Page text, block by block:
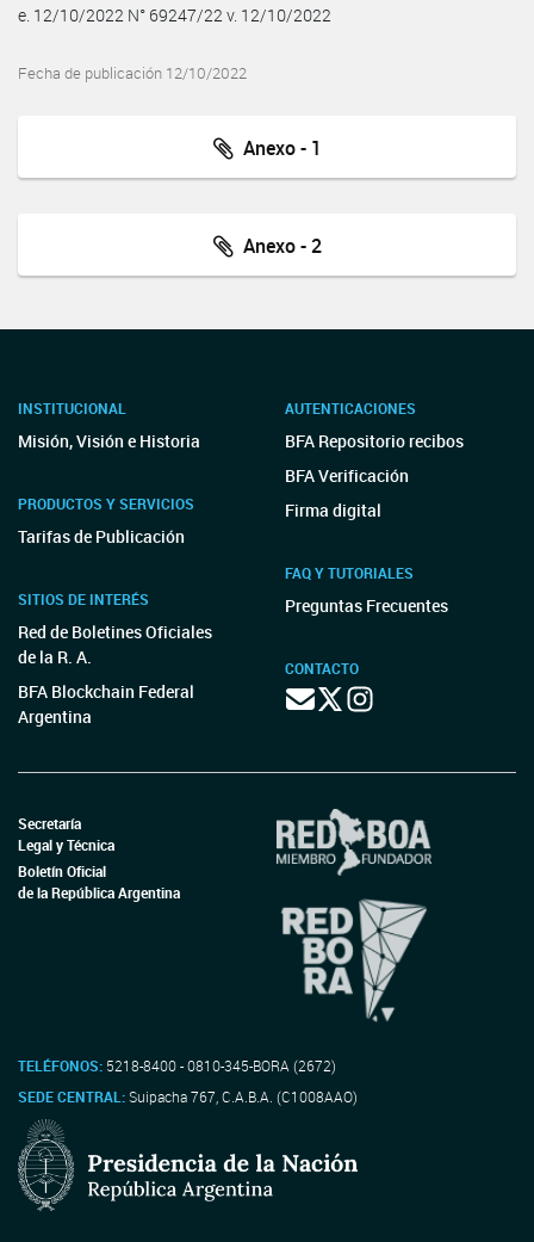
e. 12/10/2022 N° 69247/22 v. 12/10/2022
Fecha de publicación 12/10/2022
Anexo - 1
Anexo - 2
INSTITUCIONAL
Misión, Visión e Historia
PRODUCTOS Y SERVICIOS
Tarifas de Publicación
SITIOS DE INTERÉS
Red de Boletines Oficiales
de la R. A.
BFA Blockchain Federal
Argentina
AUTENTICACIONES
BFA Repositorio recibos
BFA Verificación
Firma digital
FAQ Y TUTORIALES
Preguntas Frecuentes
CONTACTO
Secretaría
Legal y Técnica
Boletín Oficial
de la República Argentina
TELÉFONOS: 5218-8400 - 0810-345-BORA (2672)
SEDE CENTRAL:Suipacha 767, C.A.B.A. (C1008AAO)